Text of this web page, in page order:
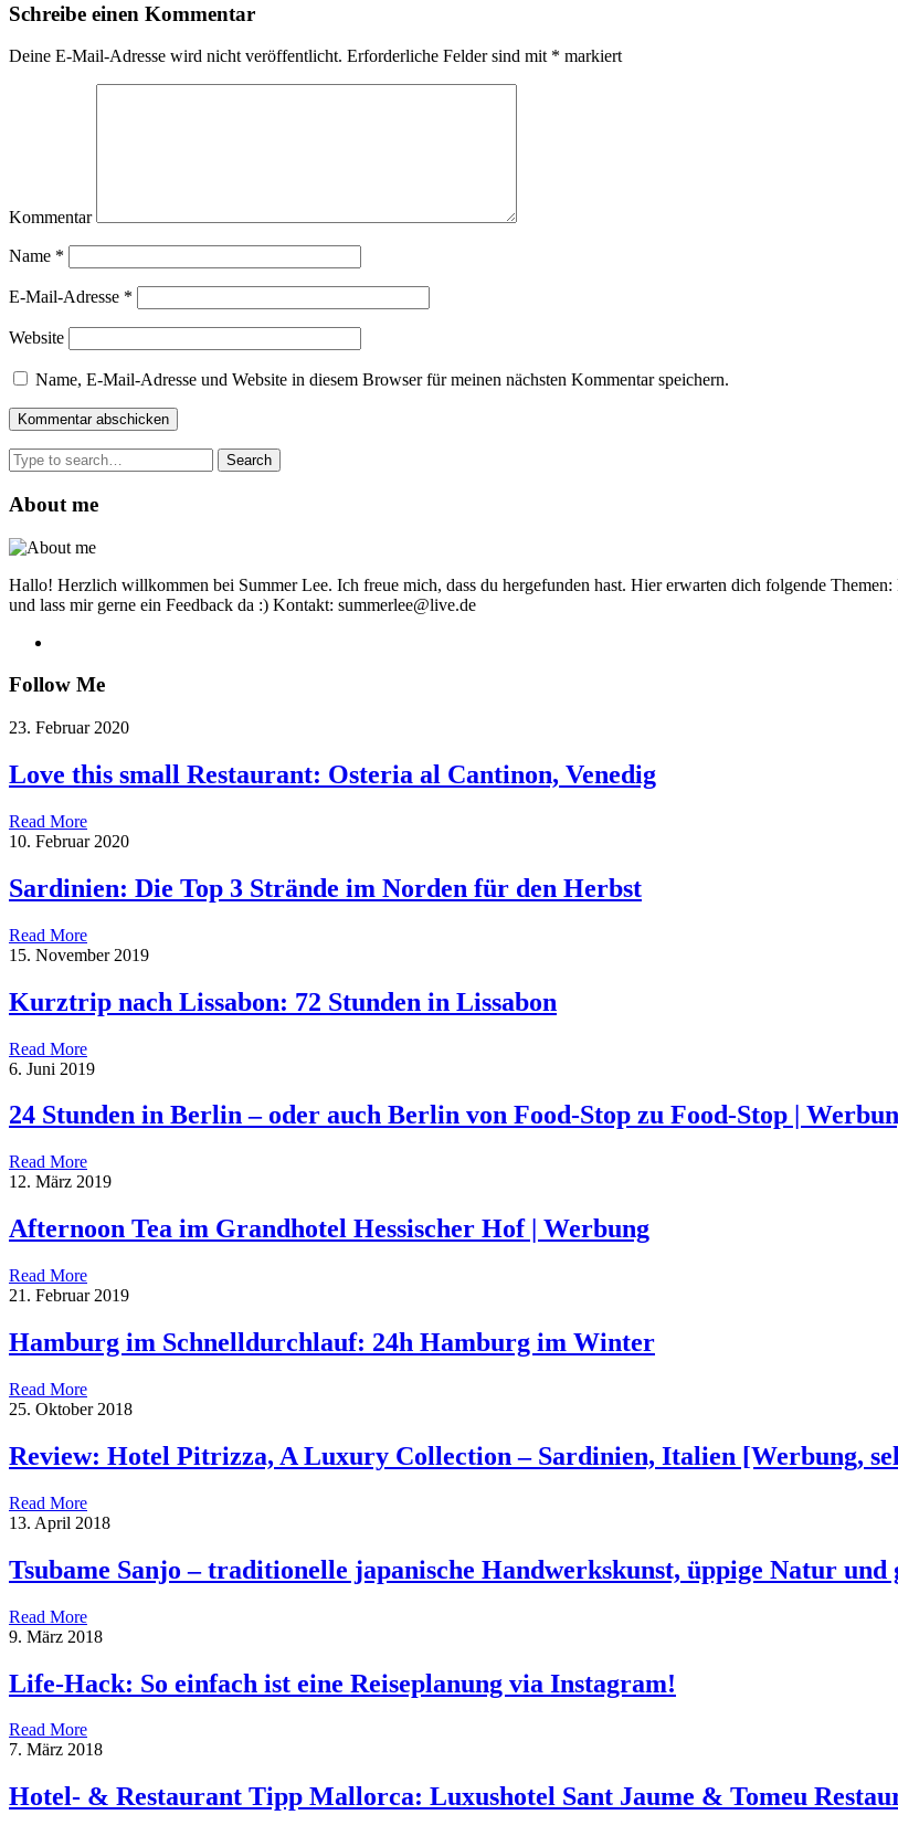
Schreibe einen Kommentar
Deine E-Mail-Adresse wird nicht veröffentlicht. Erforderliche Felder sind mit * markiert
Kommentar
Name *
E-Mail-Adresse *
Website
Name, E-Mail-Adresse und Website in diesem Browser für meinen nächsten Kommentar speichern.
Search
for:
About me
Hallo! Herzlich willkommen bei Summer Lee. Ich freue mich, dass du hergefunden hast. Hier erwarten dich folgende
und lass mir gerne ein Feedback da :) Kontakt: summerlee@live.de
Follow Me
23. Februar 2020
Love this small Restaurant: Osteria al Cantinon, Venedig
Read More
10. Februar 2020
Sardinien: Die Top 3 Strände im Norden für den Herbst
Read More
15. November 2019
Kurztrip nach Lissabon: 72 Stunden in Lissabon
Read More
6. Juni 2019
24 Stunden in Berlin – oder auch Berlin von Food-Stop zu Food-Stop |
Read More
12. März 2019
Afternoon Tea im Grandhotel Hessischer Hof | Werbung
Read More
21. Februar 2019
Hamburg im Schnelldurchlauf: 24h Hamburg im Winter
Read More
25. Oktober 2018
Review: Hotel Pitrizza, A Luxury Collection – Sardinien, Italien [Werbung,
Read More
13. April 2018
Tsubame Sanjo – traditionelle japanische Handwerkskunst, üppige Natur und
Read More
9. März 2018
Life-Hack: So einfach ist eine Reiseplanung via Instagram!
Read More
7. März 2018
Hotel- & Restaurant Tipp Mallorca: Luxushotel Sant Jaume & Tomeu